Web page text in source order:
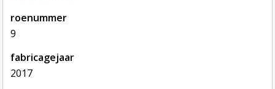
roenummer
9
fabricagejaar
2017